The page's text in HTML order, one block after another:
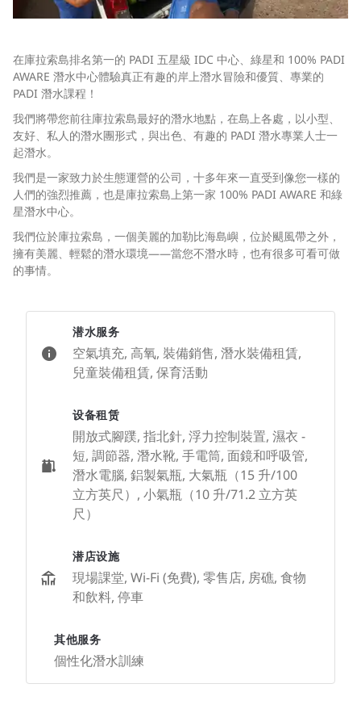
在庫拉索島排名第一的 PADI 五星級 IDC 中心、綠星和 100% PADI
AWARE 潛水中心體驗真正有趣的岸上潛水冒險和優質、專業的
PADI 潛水課程！
我們將帶您前往庫拉索島最好的潛水地點，在島上各處，以小型、
友好、私人的潛水團形式，與出色、有趣的 PADI 潛水專業人士一
起潛水。
我們是一家致力於生態運營的公司，十多年來一直受到像您一樣的
人們的強烈推薦，也是庫拉索島上第一家 100% PADI AWARE 和綠
星潛水中心。
我們位於庫拉索島，一個美麗的加勒比海島嶼，位於颶風帶之外，
擁有美麗、輕鬆的潛水環境——當您不潛水時，也有很多可看可做
的事情。
潜水服务
空氣填充, 高氧, 裝備銷售, 潛水裝備租賃,
兒童裝備租賃, 保育活動
设备租赁
開放式腳蹼, 指北針, 浮力控制裝置, 濕衣 -
短, 調節器, 潛水靴, 手電筒, 面鏡和呼吸管,
潛水電腦, 鋁製氣瓶, 大氣瓶（15 升/100
立方英尺）, 小氣瓶（10 升/71.2 立方英
尺）
潜店设施
現場課堂, Wi-Fi (免費), 零售店, 房礁, 食物
和飲料, 停車
其他服务
個性化潛水訓練